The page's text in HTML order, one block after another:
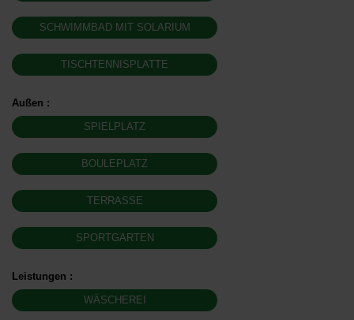
SCHWIMMBAD MIT SOLARIUM
TISCHTENNISPLATTE
Außen :
SPIELPLATZ
BOULEPLATZ
TERRASSE
SPORTGARTEN
Leistungen :
WÄSCHEREI